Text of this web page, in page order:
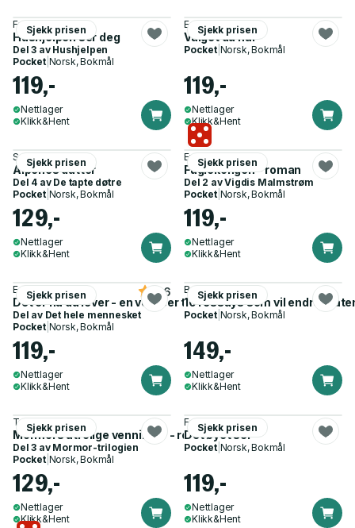
Sjekk prisen
Freida McFadden
Hushjelpen ser deg
Del 3 av Hushjelpen
Pocket| Norsk, Bokmål
119,-
Nettlager
Klikk&Hent
Sjekk prisen
Edith Eva Eger
Valget du har
Pocket| Norsk, Bokmål
119,-
Nettlager
Klikk&Hent
Sjekk prisen
Soraya Lane
Alpenes datter
Del 4 av De tapte døtre
Pocket| Norsk, Bokmål
129,-
Nettlager
Klikk&Hent
Sjekk prisen
Eva Fretheim
Fuglekongen - roman
Del 2 avVigdis Malmstrøm
Pocket| Norsk, Bokmål
119,-
Nettlager
Klikk&Hent
Sjekk prisen
Eckhart Tolle
Det er nå du lever - en veiviser til åndelig opplysning
4.6
Del av Det hele mennesket
Pocket| Norsk, Bokmål
119,-
Nettlager
Klikk&Hent
Sjekk prisen
Brianna Wiest
101 essays som vil endre
Pocket| Norsk, Bokmål
149,-
Nettlager
Klikk&Hent
Sjekk prisen
Trude Teige
Mormors utrolige venninner - roman
Del 3 av Mormor-trilogien
Pocket| Norsk, Bokmål
129,-
Nettlager
Klikk&Hent
Sjekk prisen
Freida McFadden
Det øyet ser
Pocket| Norsk, Bokmål
119,-
Nettlager
Klikk&Hent